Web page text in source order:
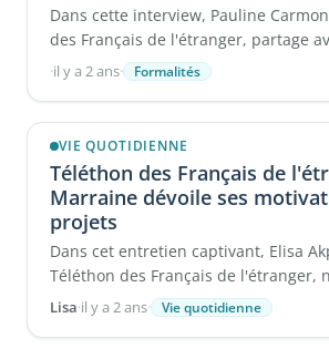
Dans cette interview, Pauline
des Français de l'étranger, partage
son parcours, ses ...
·il y a 2 ans· Formalités
VIE QUOTIDIENNE
Téléthon des Français de
Marraine dévoile ses
projets
Dans cet entretien captivant, Elisa
Téléthon des Français de l'étranger,
ses ...
Lisa·il y a 2 ans· Vie quotidienne